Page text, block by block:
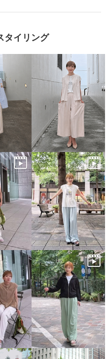
タイリング